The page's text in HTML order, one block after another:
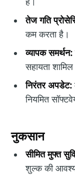
तेज गति
कम करता है।
व्यापक समर्थन:
सहायता
निरंतर अपडेट:
नियमित
नुकसान
सीमित मुफ्त
शुल्क की